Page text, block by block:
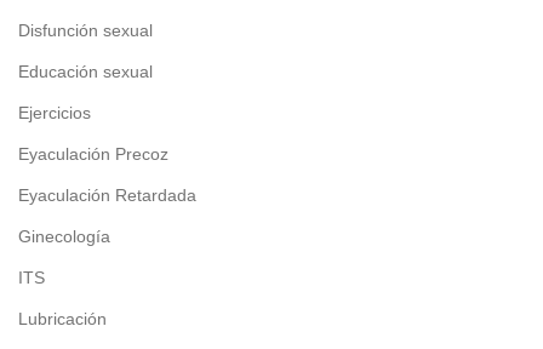
Disfunción sexual
Educación sexual
Ejercicios
Eyaculación Precoz
Eyaculación Retardada
Ginecología
ITS
Lubricación